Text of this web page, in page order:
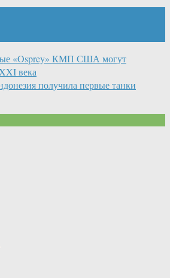
«Osprey» КМП США могут
века
получила первые танки